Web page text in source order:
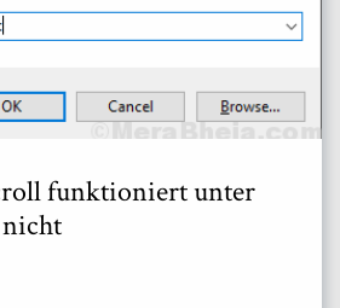
funktioniert unter